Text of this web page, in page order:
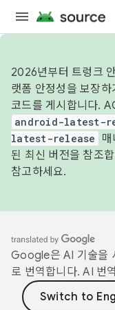
2026년부터 트렁크
랫폼 안정성을 보장
코드를 게시합니다.
android-latest-
latest-release
된 최신 버전을 참조
참고하세요.
Google은 AI 기술을
로 번역합니다. AI 번